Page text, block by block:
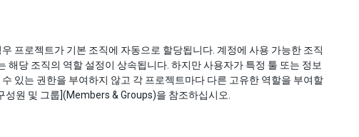
프로젝트가 기본 조직에 자동으로 할당됩니다. 계정에 사용 가능한 조직
당 조직의 역할 설정이 상속됩니다. 하지만 사용자가 특정 툴 또는 정보
있는 권한을 부여하지 않고 각 프로젝트마다 다른 고유한 역할을 부여할
성원 및 그룹](Members & Groups)을 참조하십시오.